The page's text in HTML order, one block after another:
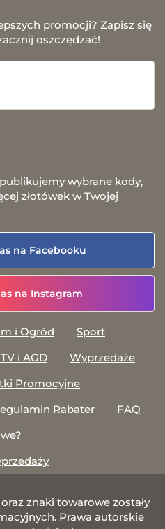
promocji? Zapisz się
oszczędzać!
wybrane kody,
złotówek w Twojej
na Facebooku
na Instagram
i Ogród
Sport
i AGD
Wyprzedaże
Promocyjne
Rabater
FAQ
znaki towarowe zostały
Prawa autorskie